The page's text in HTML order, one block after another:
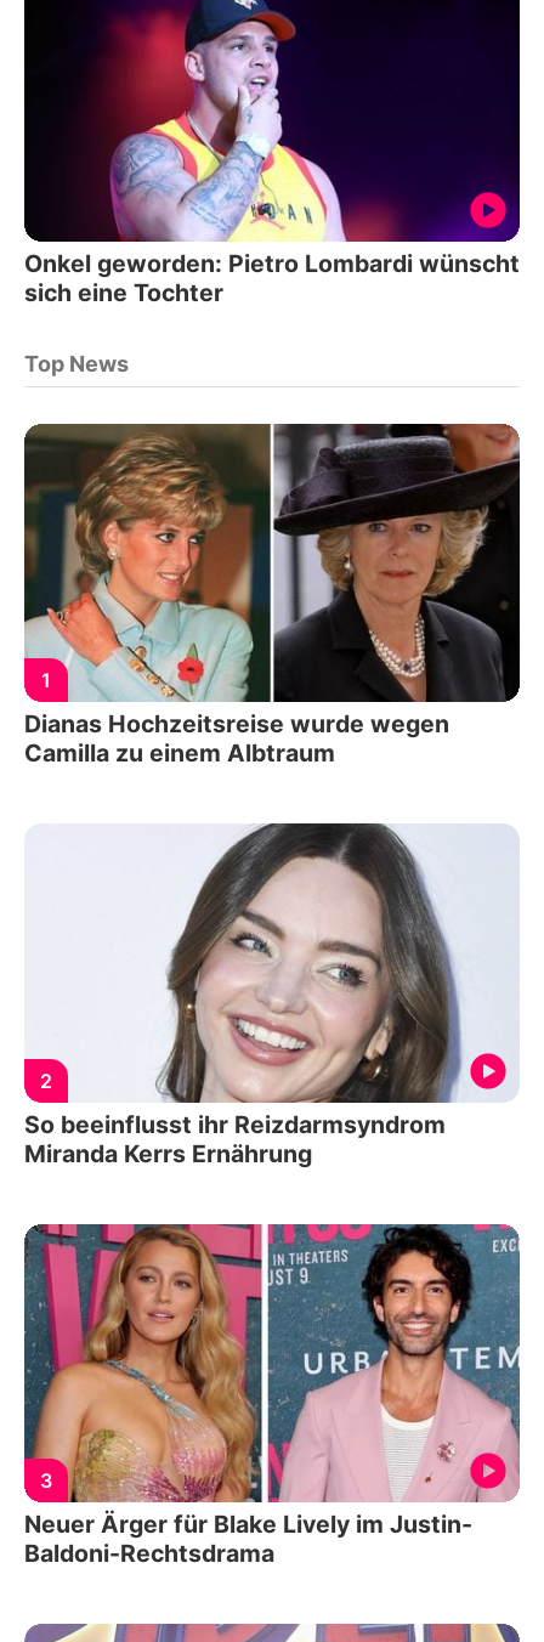
Onkel geworden: Pietro Lombardi wünscht
sich eine Tochter
Top News
1
Dianas Hochzeitsreise wurde wegen
Camilla zu einem Albtraum
2
So beeinflusst ihr Reizdarmsyndrom
Miranda Kerrs Ernährung
3
Neuer Ärger für Blake Lively im Justin-
Baldoni-Rechtsdrama